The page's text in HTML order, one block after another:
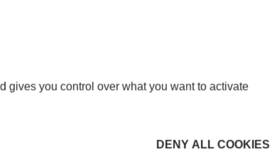
.diffusé le 21/12/2023
gives you control over what you want to activate
DENY ALL COOKIES